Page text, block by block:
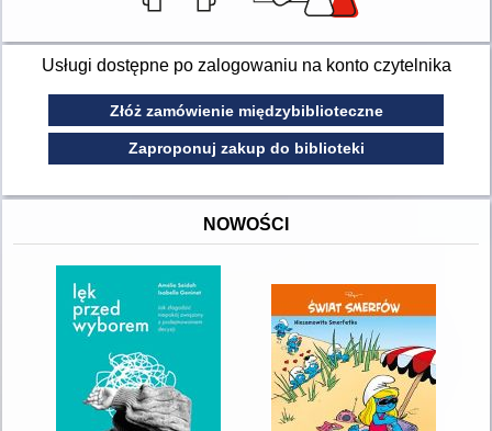
Usługi dostępne po zalogowaniu na konto czytelnika
Złóż zamówienie międzybiblioteczne
Zaproponuj zakup do biblioteki
NOWOŚCI